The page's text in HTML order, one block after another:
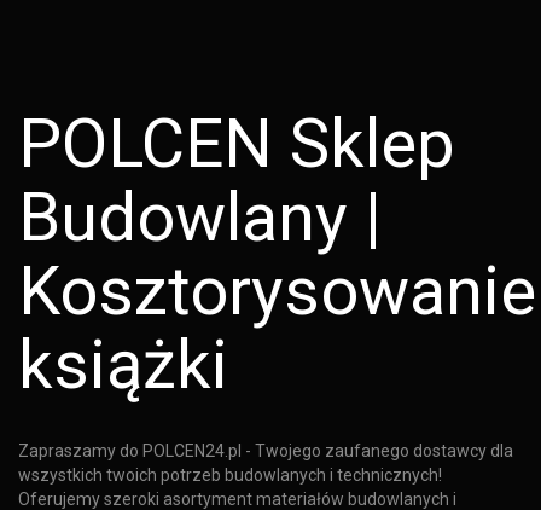
POLCEN Sklep
Budowlany |
Kosztorysowanie
książki
Zapraszamy do POLCEN24.pl - Twojego zaufanego dostawcy dla
wszystkich twoich potrzeb budowlanych i technicznych!
Oferujemy szeroki asortyment materiałów budowlanych i